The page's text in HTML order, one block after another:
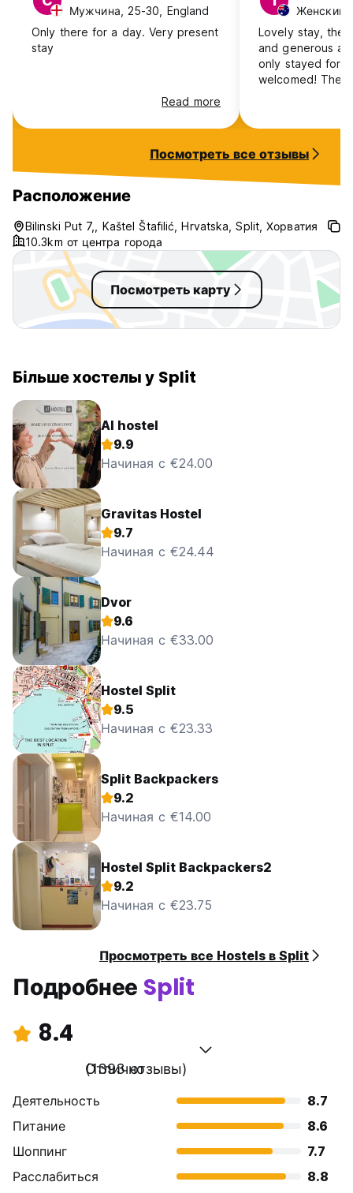
Мужчина, 25-30, England
Only there for a day. Very present
stay
Read more
Женский,
Lovely stay, the
and generous
only stayed for
welcomed! The
Посмотреть все отзывы
Расположение
Bilinski Put 7,, Kaštel Štafilić, Hrvatska, Split, Хорватия
10.3km от центра города
Посмотреть карту
Більше хостелы у Split
AI hostel
9.9
Начиная с €24.00
Gravitas Hostel
9.7
Начиная с €24.44
Dvor
9.6
Начиная с €33.00
Hostel Split
9.5
Начиная с €23.33
Split Backpackers
9.2
Начиная с €14.00
Hostel Split Backpackers2
9.2
Начиная с €23.75
Просмотреть все Hostels в Split
Подробнее Split
8.4
Отлично
(1393 отзывы)
Деятельность
8.7
Питание
8.6
Шоппинг
7.7
Расслабиться
8.8